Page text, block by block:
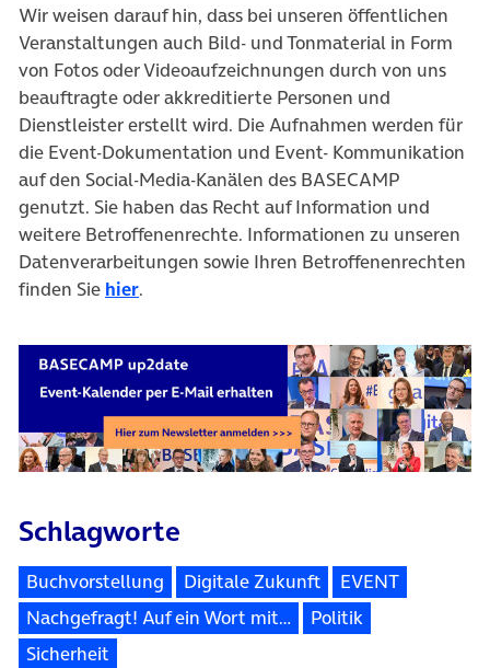
Wir weisen darauf hin, dass bei unseren öffentlichen
Veranstaltungen auch Bild- und Tonmaterial in Form
von Fotos oder Videoaufzeichnungen durch von uns
beauftragte oder akkreditierte Personen und
Dienstleister erstellt wird. Die Aufnahmen werden für
die Event-Dokumentation und Event- Kommunikation
auf den Social-Media-Kanälen des BASECAMP
genutzt. Sie haben das Recht auf Information und
weitere Betroffenenrechte. Informationen zu unseren
Datenverarbeitungen sowie Ihren Betroffenenrechten
finden Sie hier.
Schlagworte
Buchvorstellung Digitale Zukunft
EVENT
Nachgefragt! Auf ein Wort mit…
Politik
Sicherheit